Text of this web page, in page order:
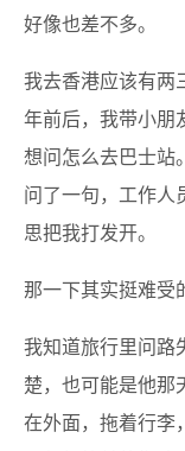
好像也差不多。
我去香港应该有两
年前后，我带小朋
想问怎么去巴士站
问了一句，工作人
思把我打发开。
那一下其实挺难受
我知道旅行里问路
楚，也可能是他那
在外面，拖着行李